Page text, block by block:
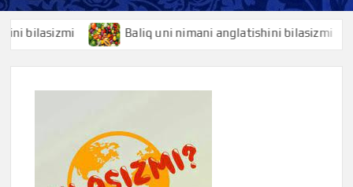
Baliq uni nimani anglatishini bilasizmi